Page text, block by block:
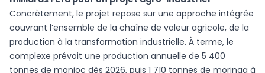
Concrètement, le projet repose sur une approche intégrée
couvrant l’ensemble de la chaîne de valeur agricole, de la
production à la transformation industrielle. À terme, le
complexe prévoit une production annuelle de 5 400
tonnes de manioc dès 2026, puis 1 710 tonnes de moringa à